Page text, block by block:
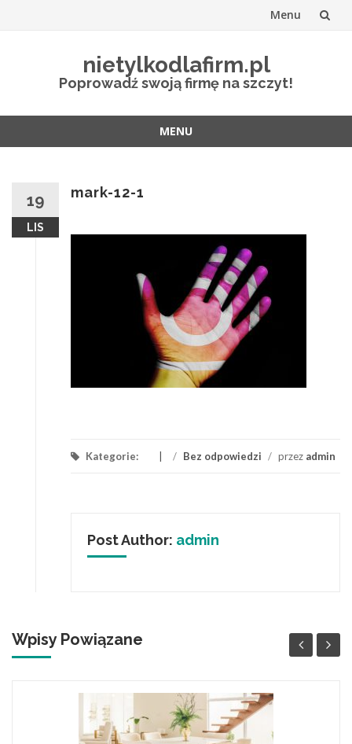
Menu
nietylkodlafirm.pl
Poprowadź swoją firmę na szczyt!
MENU
19
LIS
mark-12-1
Kategorie: / Bez odpowiedzi / przez admin
Post Author: admin
Wpisy Powiązane